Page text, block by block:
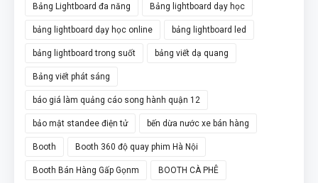
Bảng Lightboard đa năng Bảng lightboard dạy học
bảng lightboard dạy học online bảng lightboard led
bảng lightboard trong suốt bảng viết dạ quang
Bảng viết phát sáng
báo giá làm quảng cáo song hành quận 12
bảo mật standee điện tử bến dừa nước xe bán hàng
Booth Booth 360 độ quay phim Hà Nội
Booth Bán Hàng Gấp Gọnm BOOTH CÀ PHÊ